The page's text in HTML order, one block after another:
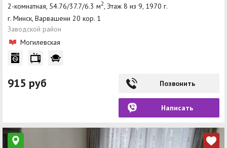
2-комнатная, 54.76/37.7/6.3 м2, Этаж 8 из 9, 1970 г.
г. Минск, Варвашени 20 кор. 1
Заводской район
Могилевская
915 руб Позвонить
Написать